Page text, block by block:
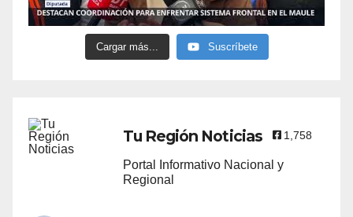
Cargar más... Suscríbete
Tu Región Noticias 1,758
Portal Informativo Nacional y
Regional